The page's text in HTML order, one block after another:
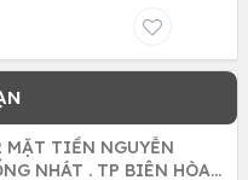
TIỀN NGUYỄN
NHÁT . TP BIÊN HÒA .